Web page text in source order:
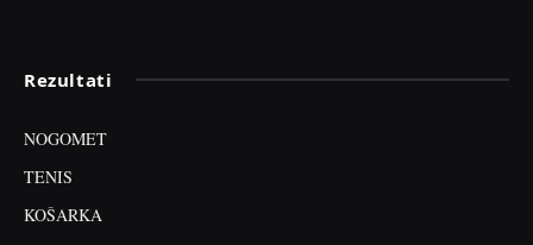
Rezultati
NOGOMET
TENIS
KOŠARKA